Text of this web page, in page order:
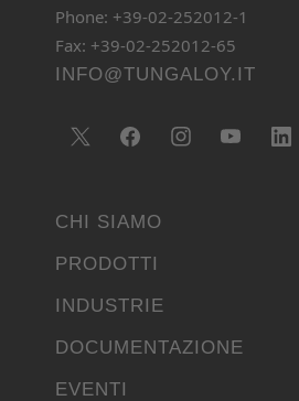
Phone: +39-02-252012-1
Fax: +39-02-252012-65
INFO@TUNGALOY.IT
CHI SIAMO
PRODOTTI
INDUSTRIE
DOCUMENTAZIONE
EVENTI